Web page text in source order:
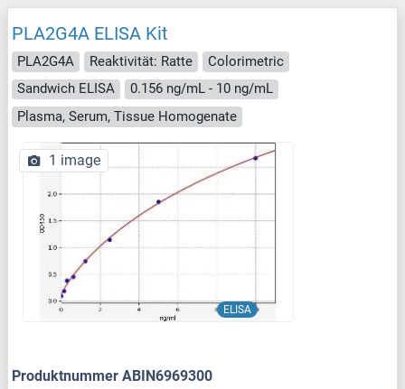
PLA2G4A ELISA Kit
PLA2G4A Reaktivität: Ratte
Colorimetric
Sandwich ELISA
0.156 ng/mL - 10 ng/mL
Plasma, Serum, Tissue Homogenate
ELISA
1 image
Produktnummer ABIN6969300